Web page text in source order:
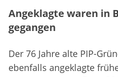
Angeklagte waren in
gegangen
Der 76 Jahre alte PIP-
ebenfalls angeklagte